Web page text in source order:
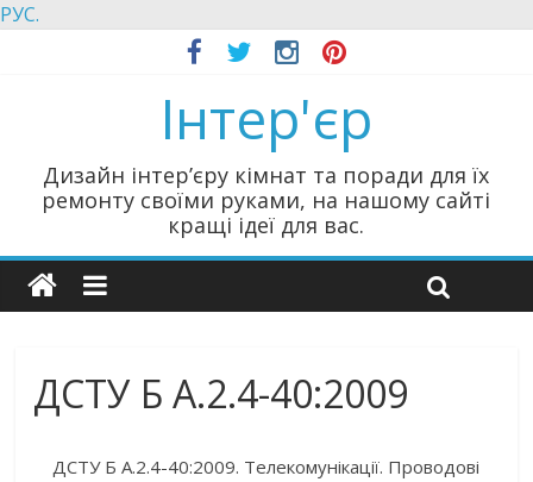
РУС.
Інтер'єр
Дизайн інтер’єру кімнат та поради для їх
ремонту своїми руками, на нашому сайті
кращі ідеї для вас.
ДСТУ Б А.2.4-40:2009
ДСТУ Б А.2.4-40:2009. Телекомунікації. Проводові